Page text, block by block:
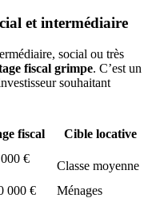
et intermédiaire
social ou très
fiscal grimpe. C’est un
souhaitant
fiscal Cible locative
€
Classe moyenne
000 €
Ménages